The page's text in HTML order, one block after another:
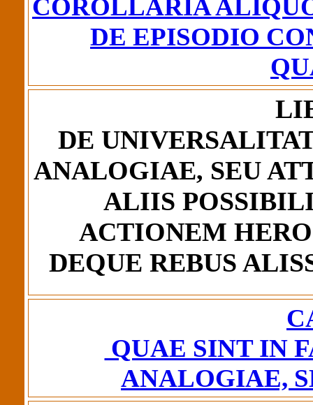
COROLLARIA
DE EPISODIO
DE
ANALOGIAE, SEU
ALIIS
ACTIONEM
DEQUE REBUS
QUAE SINT IN
ANALOGIAE,